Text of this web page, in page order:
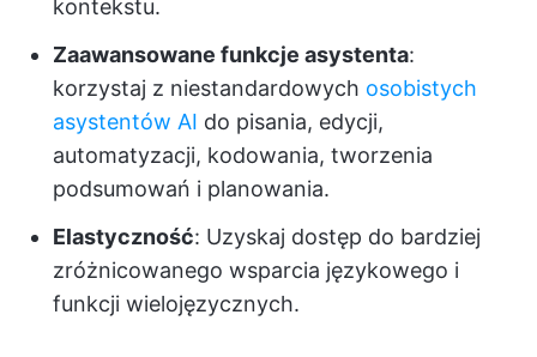
kontekstu.
Zaawansowane funkcje asystenta:
korzystaj z niestandardowych osobistych
asystentów AI do pisania, edycji,
automatyzacji, kodowania, tworzenia
podsumowań i planowania.
Elastyczność: Uzyskaj dostęp do bardziej
zróżnicowanego wsparcia językowego i
funkcji wielojęzycznych.